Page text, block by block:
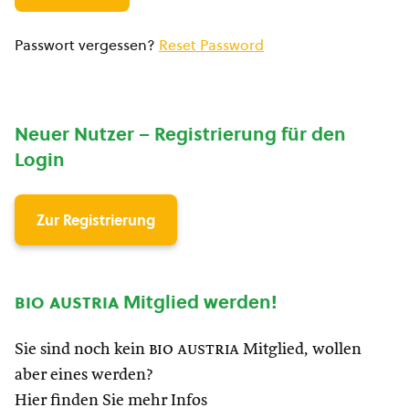
Passwort vergessen? Reset Password
Neuer Nutzer – Registrierung für den
Login
Zur Registrierung
bio austria Mitglied werden!
Sie sind noch kein bio austria Mitglied, wollen
aber eines werden?
Hier finden Sie mehr Infos